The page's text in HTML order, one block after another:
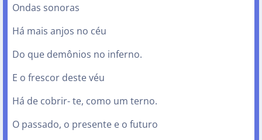
Ondas sonoras
Há mais anjos no céu
Do que demônios no inferno.
E o frescor deste véu
Há de cobrir- te, como um terno.
O passado, o presente e o futuro